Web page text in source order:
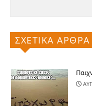
ΣΧΕΤΙΚΑ ΑΡΘΡΑ